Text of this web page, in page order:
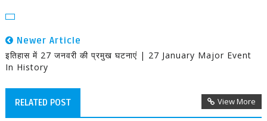
Newer Article
इतिहास में 27 जनवरी की प्रमुख घटनाएं | 27 January Major Event
In History
RELATED POST View More